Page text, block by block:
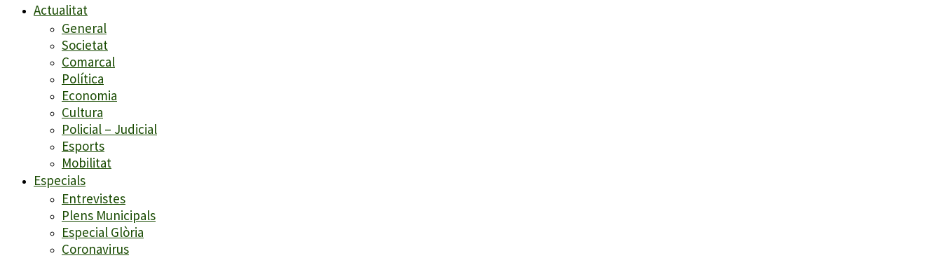
Actualitat
General
Societat
Comarcal
Política
Economia
Cultura
Policial – Judicial
Esports
Mobilitat
Especials
Entrevistes
Plens Municipals
Especial Glòria
Coronavirus